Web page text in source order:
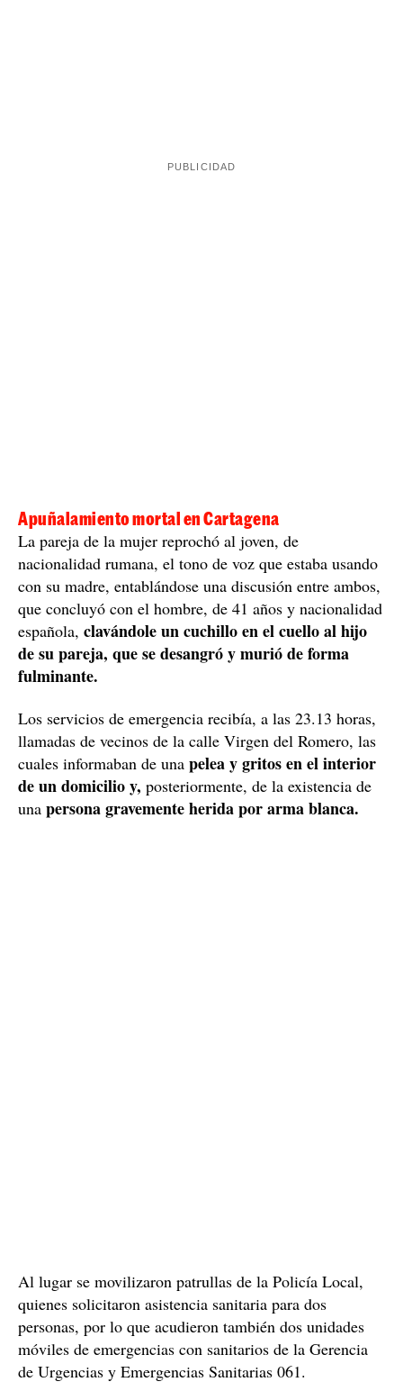
Apuñalamiento mortal en Cartagena
La pareja de la mujer reprochó al joven, de
nacionalidad rumana, el tono de voz que estaba usando
con su madre, entablándose una discusión entre ambos,
que concluyó con el hombre, de 41 años y nacionalidad
española, clavándole un cuchillo en el cuello al hijo
de su pareja, que se desangró y murió de forma
fulminante.